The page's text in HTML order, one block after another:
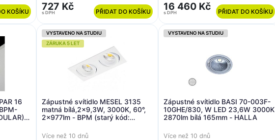
KOŠÍKU 727 Kč
s DPH PŘIDAT DO KOŠÍKU 16 460 Kč
s DPH PŘIDAT DO KOŠÍKU
16
VYSTAVENO NA STUDIU
ZÁRUKA 5 LET
Zápustné svítidlo MESEL 3135
matná bílá,2x9,3W, 3000K, 60°,
2x977lm - BPM (starý kód:
Více než 10 dnů
VYSTAVENO NA STUDIU
Zápustné svítidlo BASI 70-003F-
10GHE/830, W LED 23,6W 3000K
2870lm bílá 165mm - HALLA
Více než 10 dnů